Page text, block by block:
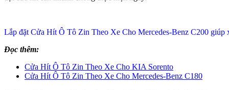
Lắp đặt Cửa Hít Ô Tô Zin Theo Xe Cho Mercedes-Benz C200 giúp
Đọc thêm:
Cửa Hít Ô Tô Zin Theo Xe Cho KIA Sorento
Cửa Hít Ô Tô Zin Theo Xe Cho Mercedes-Benz C180